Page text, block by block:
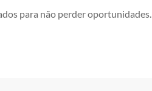
para não perder oportunidades.